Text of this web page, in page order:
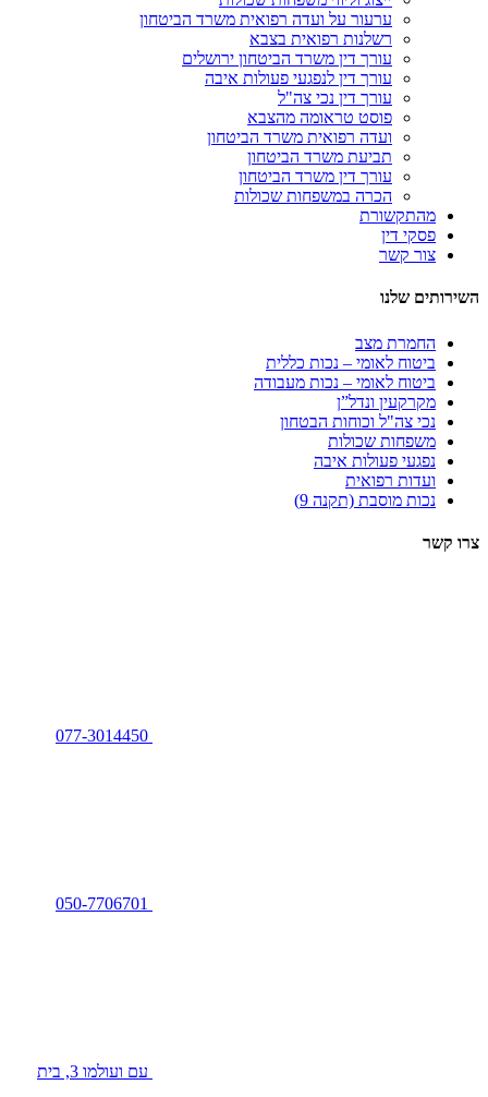
ערעור על ועדה רפואית משרד הביטחון
רשלנות רפואית בצבא
עורך דין משרד הביטחון ירושלים
עורך דין לנפגעי פעולות איבה
עורך דין נכי צה"ל
פוסט טראומה מהצבא
ועדה רפואית משרד הביטחון
תביעת משרד הביטחון
עורך דין משרד הביטחון
הכרה במשפחות שכולות
מהתקשורת
פסקי דין
צור קשר
השירותים שלנו
החמרת מצב
ביטוח לאומי – נכות כללית
ביטוח לאומי – נכות מעבודה
מקרקעין ונדל”ן
נכי צה"ל וכוחות הבטחון
משפחות שכולות
נפגעי פעולות איבה
ועדות רפואית
נכות מוסבת (תקנה 9)
צרו קשר
עם ועולמו 3, בית